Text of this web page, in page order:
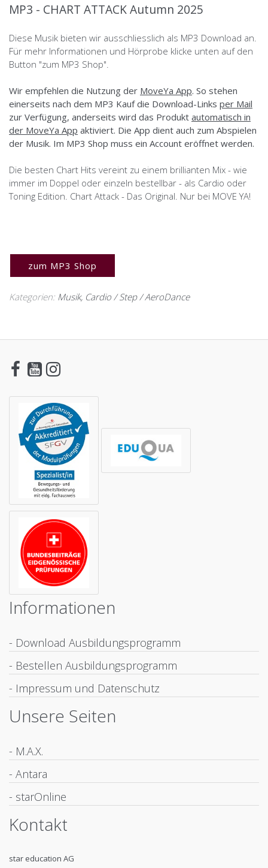
MP3 - CHART ATTACK Autumn 2025
Diese Musik bieten wir ausschliesslich als MP3 Download an.
Für mehr Informationen und Hörprobe klicke unten auf den
Button "zum MP3 Shop".
Wir empfehlen die Nutzung der MoveYa App. So stehen
einerseits nach dem MP3 Kauf die Download-Links per Mail
zur Verfügung, anderseits wird das Produkt automatisch in
der MoveYa App aktiviert. Die App dient auch zum Abspielen
der Musik. Im MP3 Shop muss ein Account eröffnet werden.
Die besten Chart Hits vereint zu einem brillianten Mix - wie
immer im Doppel oder einzeln bestellbar - als Cardio oder
Toning Edition. Chart Attack - Das Original. Nur bei MOVE YA!
zum MP3 Shop
Kategorien: Musik, Cardio / Step / AeroDance
Informationen
- Download Ausbildungsprogramm
- Bestellen Ausbildungsprogramm
- Impressum und Datenschutz
Unsere Seiten
- M.A.X.
- Antara
- starOnline
Kontakt
star education AG